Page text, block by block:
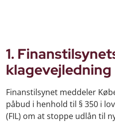
1.
klagevejledning
Finanstilsynet meddeler
påbud i henhold til § 350 i
(FIL) om at stoppe udlån til